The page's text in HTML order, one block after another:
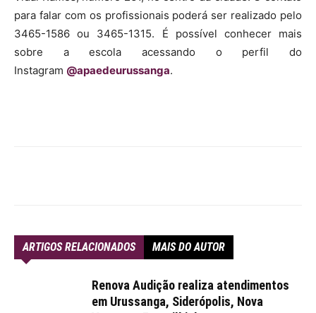
para falar com os profissionais poderá ser realizado pelo
3465-1586 ou 3465-1315. É possível conhecer mais
sobre a escola acessando o perfil do
Instagram @apaedeurussanga.
ARTIGOS RELACIONADOS MAIS DO AUTOR
Renova Audição realiza atendimentos
em Urussanga, Siderópolis, Nova